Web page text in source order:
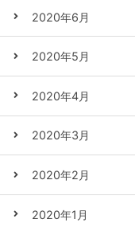
2020年6月
2020年5月
2020年4月
2020年3月
2020年2月
2020年1月